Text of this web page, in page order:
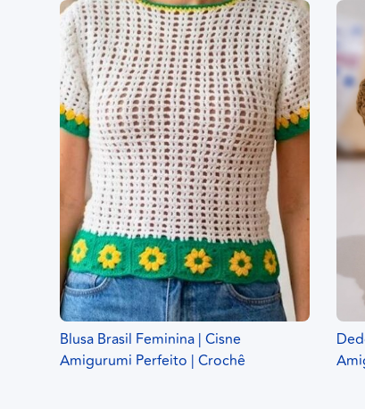
Blusa Brasil Feminina | Cisne
Amigurumi Perfeito | Crochê